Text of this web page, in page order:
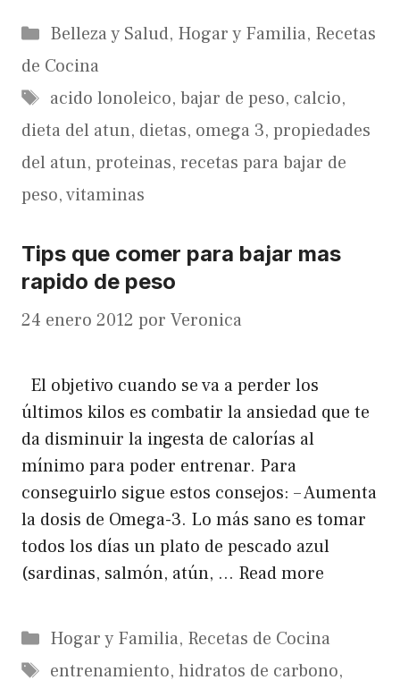
Categorías
Belleza y Salud, Hogar y Familia, Recetas
de Cocina
Etiquetas
acido lonoleico, bajar de peso, calcio,
dieta del atun, dietas, omega 3, propiedades
del atun, proteinas, recetas para bajar de
peso,vitaminas
Tips que comer para bajar mas
rapido de peso
24 enero 2012 por Veronica
El objetivo cuando se va a perder los
últimos kilos es combatir la ansiedad que te
da disminuir la ingesta de calorías al
mínimo para poder entrenar. Para
conseguirlo sigue estos consejos: – Aumenta
la dosis de Omega-3. Lo más sano es tomar
todos los días un plato de pescado azul
(sardinas, salmón, atún, … Read more
Categorías
Hogar y Familia, Recetas de Cocina
Etiquetas
entrenamiento, hidratos de carbono,